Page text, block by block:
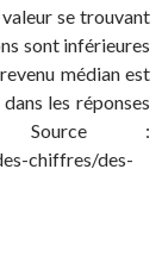
se trouvant
sont inférieures
médian est
les réponses
Source :
chiffres/des-